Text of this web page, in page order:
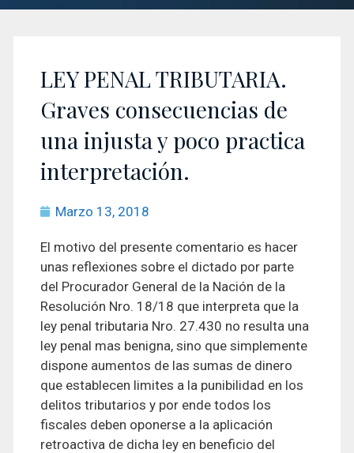
LEY PENAL TRIBUTARIA.
Graves consecuencias de
una injusta y poco practica
interpretación.
Marzo 13, 2018
El motivo del presente comentario es hacer
unas reflexiones sobre el dictado por parte
del Procurador General de la Nación de la
Resolución Nro. 18/18 que interpreta que la
ley penal tributaria Nro. 27.430 no resulta una
ley penal mas benigna, sino que simplemente
dispone aumentos de las sumas de dinero
que establecen limites a la punibilidad en los
delitos tributarios y por ende todos los
fiscales deben oponerse a la aplicación
retroactiva de dicha ley en beneficio del